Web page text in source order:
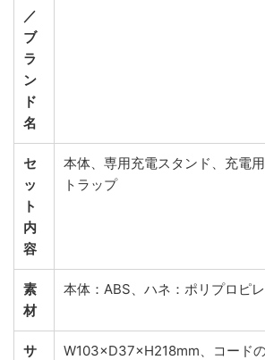
／
ブ
ラ
ン
ド
名
セ
ッ
ト
内
容
本体、専用充電スタンド、充電
トラップ
素
材
本体：ABS、ハネ：ポリプロピ
サ
W103×D37×H218mm、コード